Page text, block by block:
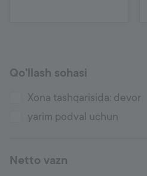
Uzbekistan
Qo'llash sohasi
Xona tashqarisida: devor
yarim podval uchun
Netto vazn